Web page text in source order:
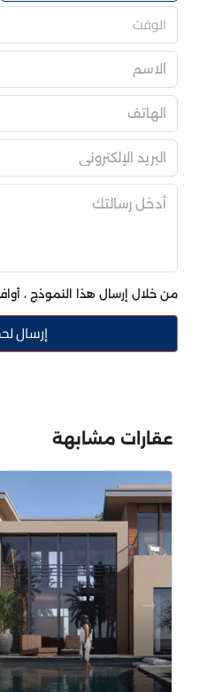
الوقت
من خلال إرسال هذا النموذج ،
إرسال
عقارات مشابهة